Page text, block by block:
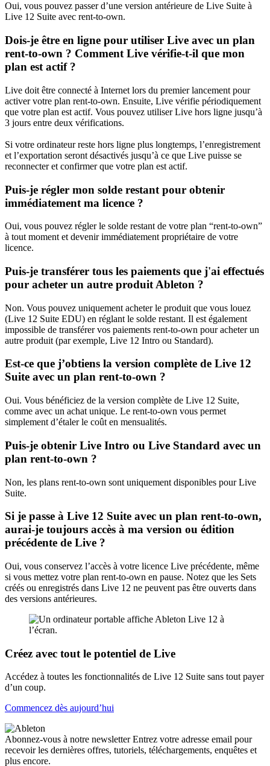
Oui, vous pouvez passer d’une version antérieure de Live Suite à
Live 12 Suite avec rent-to-own.
Dois-je être en ligne pour utiliser Live avec un plan
rent-to-own ? Comment Live vérifie-t-il que mon
plan est actif ?
Live doit être connecté à Internet lors du premier lancement pour
activer votre plan rent-to-own. Ensuite, Live vérifie périodiquement
que votre plan est actif. Vous pouvez utiliser Live hors ligne jusqu’à
3 jours entre deux vérifications.
Si votre ordinateur reste hors ligne plus longtemps, l’enregistrement
et l’exportation seront désactivés jusqu’à ce que Live puisse se
reconnecter et confirmer que votre plan est actif.
Puis-je régler mon solde restant pour obtenir
immédiatement ma licence ?
Oui, vous pouvez régler le solde restant de votre plan “rent-to-own”
à tout moment et devenir immédiatement propriétaire de votre
licence.
Puis-je transférer tous les paiements que j'ai effectués
pour acheter un autre produit Ableton ?
Non. Vous pouvez uniquement acheter le produit que vous louez
(Live 12 Suite EDU) en réglant le solde restant. Il est également
impossible de transférer vos paiements rent-to-own pour acheter un
autre produit (par exemple, Live 12 Intro ou Standard).
Est-ce que j’obtiens la version complète de Live 12
Suite avec un plan rent-to-own ?
Oui. Vous bénéficiez de la version complète de Live 12 Suite,
comme avec un achat unique. Le rent-to-own vous permet
simplement d’étaler le coût en mensualités.
Puis-je obtenir Live Intro ou Live Standard avec un
plan rent-to-own ?
Non, les plans rent-to-own sont uniquement disponibles pour Live
Suite.
Si je passe à Live 12 Suite avec un plan rent-to-own,
aurai-je toujours accès à ma version ou édition
précédente de Live ?
Oui, vous conservez l’accès à votre licence Live précédente, même
si vous mettez votre plan rent-to-own en pause. Notez que les Sets
créés ou enregistrés dans Live 12 ne peuvent pas être ouverts dans
des versions antérieures.
Créez avec tout le potentiel de Live
Accédez à toutes les fonctionnalités de Live 12 Suite sans tout payer
d’un coup.
Commencez dès aujourd’hui
Abonnez-vous à notre newsletterEntrez votre adresse email pour
recevoir les dernières offres, tutoriels, téléchargements, enquêtes et
plus encore.